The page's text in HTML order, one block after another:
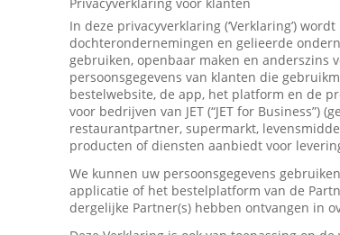
In deze privacyverklaring (‘Verklaring’)
dochterondernemingen en gelieerde
gebruiken, openbaar maken en anderszins
persoonsgegevens van klanten die
bestelwebsite, de app, het platform en de
voor bedrijven van JET (“JET for Business”)
restaurantpartner, supermarkt,
producten of diensten aanbiedt voor
We kunnen uw persoonsgegevens
applicatie of het bestelplatform van de
dergelijke Partner(s) hebben ontvangen in